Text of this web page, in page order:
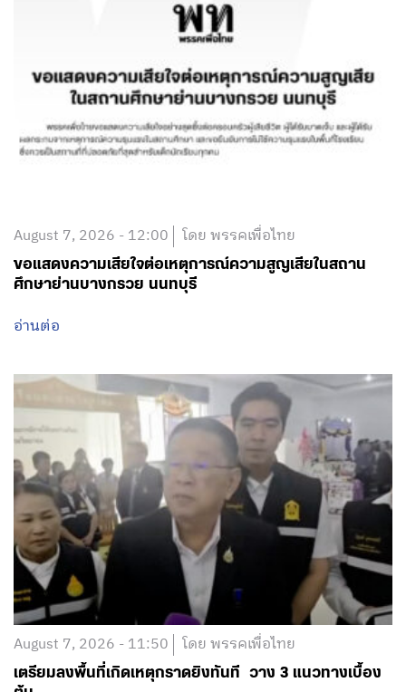
August 7, 2026 - 12:00 โดย พรรคเพื่อไทย
ขอแสดงความเสียใจต่อเหตุการณ์ความสูญเสียในสถาน
ศึกษาย่านบางกรวย นนทบุรี
อ่านต่อ
August 7, 2026 - 11:50 โดย พรรคเพื่อไทย
เตรียมลงพื้นที่เกิดเหตุกราดยิงทันที วาง 3 แนวทางเบื้อง